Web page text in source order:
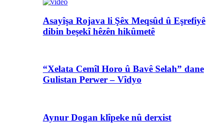
Asayîşa Rojava li Şêx Meqsûd û Eşrefiyê
dibin beşekî hêzên hikûmetê
“Xelata Cemîl Horo û Bavê Selah” dane
Gulistan Perwer – Vîdyo
Aynur Dogan klîpeke nû derxist